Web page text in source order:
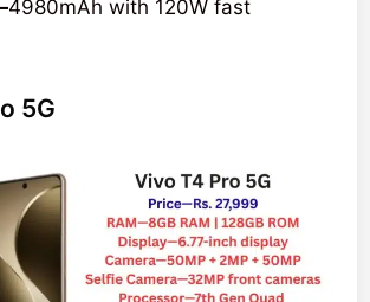
4980mAh with 120W fast
5G